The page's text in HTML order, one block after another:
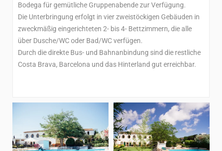
Bodega für gemütliche Gruppenabende zur Verfügung.
Die Unterbringung erfolgt in vier zweistöckigen Gebäuden in
zweckmäßig eingerichteten 2- bis 4- Bettzimmern, die alle
über Dusche/WC oder Bad/WC verfügen.
Durch die direkte Bus- und Bahnanbindung sind die restliche
Costa Brava, Barcelona und das Hinterland gut erreichbar.